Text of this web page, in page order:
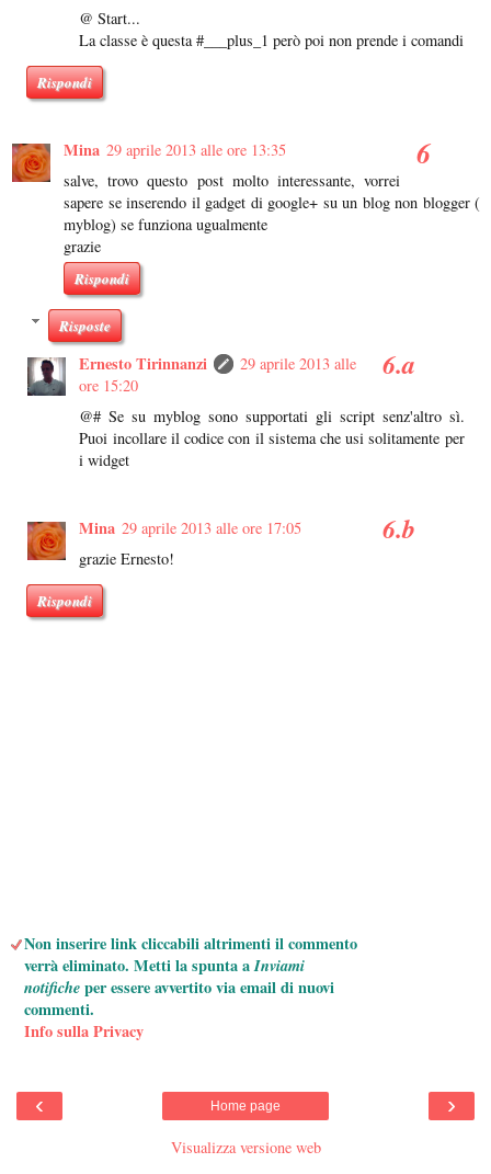
@ Start...
La classe è questa #___plus_1 però poi non prende i comandi
Rispondi
Mina 29 aprile 2013 alle ore 13:35
salve, trovo questo post molto interessante, vorrei
sapere se inserendo il gadget di google+ su un blog non blogger (
myblog) se funziona ugualmente
grazie
Rispondi
Risposte
Ernesto Tirinnanzi
29 aprile 2013 alle
ore 15:20
@# Se su myblog sono supportati gli script senz'altro sì.
Puoi incollare il codice con il sistema che usi solitamente per
i widget
Mina 29 aprile 2013 alle ore 17:05
grazie Ernesto!
Rispondi
Non inserire link cliccabili altrimenti il commento
verrà eliminato. Metti la spunta aInviami
notificheper essere avvertito via email di nuovi
commenti.
Info sulla Privacy
‹ ›
Home page
Visualizza versione web